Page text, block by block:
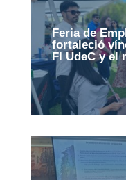
Feria de
fortaleció
FI UdeC y el